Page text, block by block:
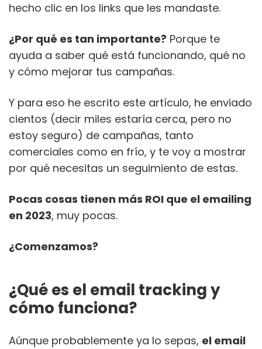
hecho clic en los links que les mandaste.
¿Por qué es tan importante? Porque te
ayuda a saber qué está funcionando, qué no
y cómo mejorar tus campañas.
Y para eso he escrito este artículo, he enviado
cientos (decir miles estaría cerca, pero no
estoy seguro) de campañas, tanto
comerciales como en frío, y te voy a mostrar
por qué necesitas un seguimiento de estas.
Pocas cosas tienen más ROI que el emailing
en 2023, muy pocas.
¿Comenzamos?
¿Qué es el email tracking y
cómo funciona?
Aúnque probablemente ya lo sepas, el email